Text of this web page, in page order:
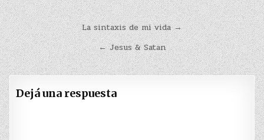
Navegación
de
entradas
La sintaxis de mi vida →
← Jesus & Satan
Dejá una respuesta